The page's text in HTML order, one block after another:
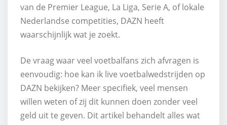
van de Premier League, La Liga, Serie A, of lokale
Nederlandse competities, DAZN heeft
waarschijnlijk wat je zoekt.
De vraag waar veel voetbalfans zich afvragen is
eenvoudig: hoe kan ik live voetbalwedstrijden op
DAZN bekijken? Meer specifiek, veel mensen
willen weten of zij dit kunnen doen zonder veel
geld uit te geven. Dit artikel behandelt alles wat